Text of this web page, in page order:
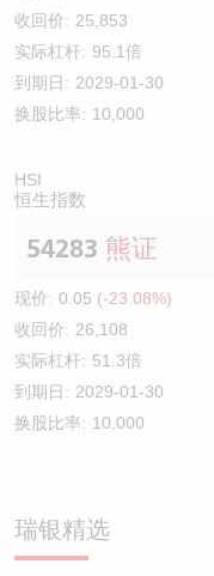
收回价: 25,853
实际杠杆: 95.1倍
到期日: 2029-01-30
换股比率: 10,000
HSI
恒生指数
54283 熊证
现价: 0.05 (-23.08%)
收回价: 26,108
实际杠杆: 51.3倍
到期日: 2029-01-30
换股比率: 10,000
瑞银精选